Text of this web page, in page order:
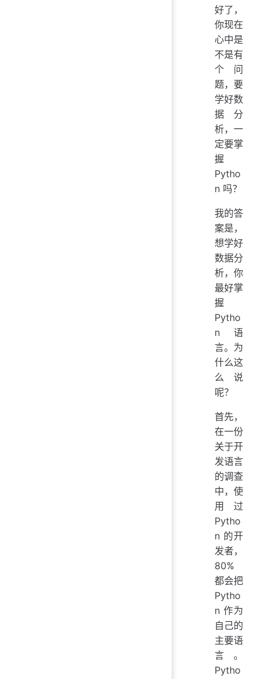
好了，
你现在
心中是
不是有
个问
题，要
学好数
据分
析，一
定要掌
握
Pytho
n 吗？
我的答
案是，
想学好
数据分
析，你
最好掌
握
Pytho
n 语
言。为
什么这
么说
呢？
首先，
在一份
关于开
发语言
的调查
中，使
用过
Pytho
n 的开
发者，
80%
都会把
Pytho
n 作为
自己的
主要语
言。
Pytho